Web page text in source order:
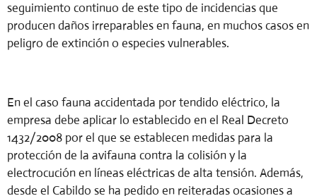
seguimiento continuo de este tipo de incidencias que
producen daños irreparables en fauna, en muchos casos en
peligro de extinción o especies vulnerables.
En el caso fauna accidentada por tendido eléctrico, la
empresa debe aplicar lo establecido en el Real Decreto
1432/2008 por el que se establecen medidas para la
protección de la avifauna contra la colisión y la
electrocución en líneas eléctricas de alta tensión. Además,
desde el Cabildo se ha pedido en reiteradas ocasiones a